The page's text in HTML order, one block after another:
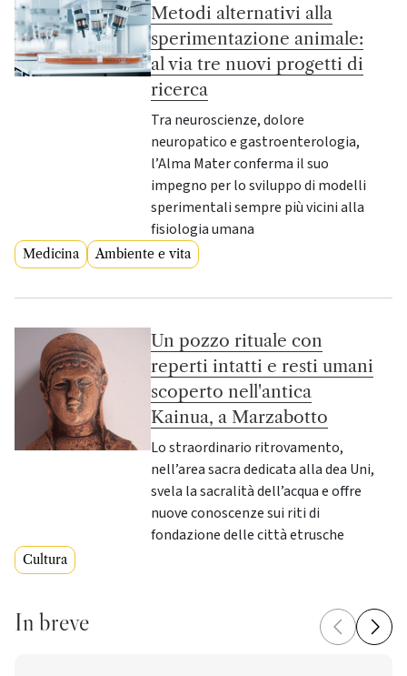
Metodi alternativi alla
sperimentazione animale:
al via tre nuovi progetti di
ricerca
Tra neuroscienze, dolore
neuropatico e gastroenterologia,
l’Alma Mater conferma il suo
impegno per lo sviluppo di modelli
sperimentali sempre più vicini alla
fisiologia umana
Medicina Ambiente e vita
Un pozzo rituale con
reperti intatti e resti umani
scoperto nell'antica
Kainua, a Marzabotto
Lo straordinario ritrovamento,
nell’area sacra dedicata alla dea Uni,
svela la sacralità dell’acqua e offre
nuove conoscenze sui riti di
fondazione delle città etrusche
Cultura
In breve